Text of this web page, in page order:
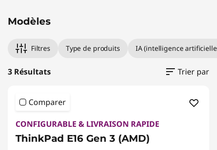
Modèles
Filtres Type de produits IA (intelligence
3 Résultats Trier par
Comparer
CONFIGURABLE & LIVRAISON RAPIDE
ThinkPad E16 Gen 3 (AMD)